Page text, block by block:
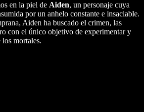
en la piel de Aiden, un personaje cuya
por un anhelo constante e insaciable.
Aiden ha buscado el crimen, las
con el único objetivo de experimentar y
los mortales.